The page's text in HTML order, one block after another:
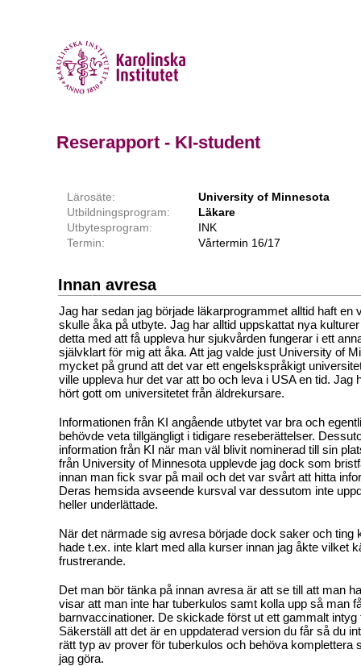
Reserapport - KI-student
Lärosäte:
University of Minnesota
Utbildningsprogram:
Läkare
Utbytesprogram:
INK
Termin:
Vårtermin 16/17
Innan avresa
Jag har sedan jag började läkarprogrammet alltid haft en
skulle åka på utbyte. Jag har alltid uppskattat nya
detta med att få uppleva hur sjukvården fungerar i ett
självklart för mig att åka. Att jag valde just University of
mycket på grund att det var ett engelskspråkigt
ville uppleva hur det var att bo och leva i USA en tid. Jag
hört gott om universitetet från äldrekursare.
Informationen från KI angående utbytet var bra och
behövde veta tillgängligt i tidigare reseberättelser.
information från KI när man väl blivit nominerad till sin
från University of Minnesota upplevde jag dock som
innan man fick svar på mail och det var svårt att hitta
Deras hemsida avseende kursval var dessutom inte
heller underlättade.
När det närmade sig avresa började dock saker och ting
hade t.ex. inte klart med alla kurser innan jag åkte vilket
frustrerande.
Det man bör tänka på innan avresa är att se till att man
visar att man inte har tuberkulos samt kolla upp så man
barnvaccinationer. De skickade först ut ett gammalt intyg
Säkerställ att det är en uppdaterad version du får så du
rätt typ av prover för tuberkulos och behöva komplettera
jag göra.